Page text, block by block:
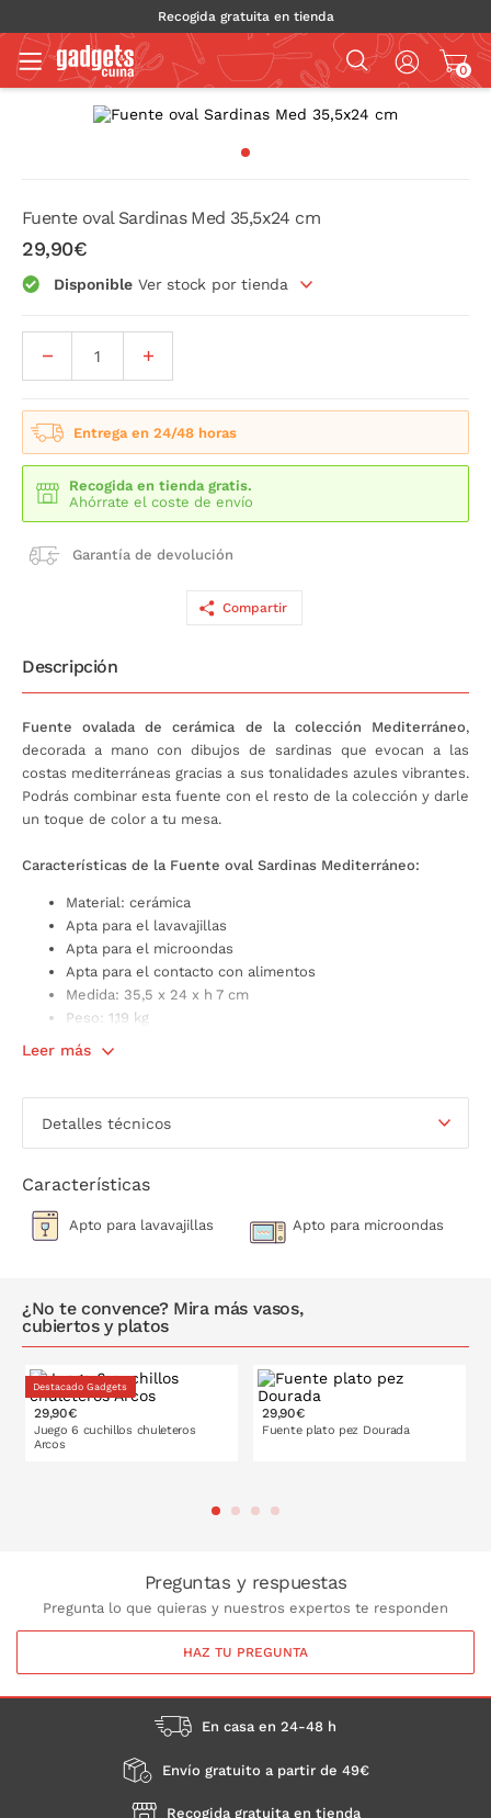
Recogida gratuita en tienda
0
Fuente oval Sardinas Med 35,5x24 cm
29,90€
Disponible Ver stock por tienda
Entrega en 24/48 horas
Recogida en tienda gratis.
Ahórrate el coste de envío
Garantía de devolución
Compartir
Descripción
Fuente ovalada de cerámica de la colección Mediterráneo,
decorada a mano con dibujos de sardinas que evocan a las
costas mediterráneas gracias a sus tonalidades azules vibrantes.
Podrás combinar esta fuente con el resto de la colección y darle
un toque de color a tu mesa.
Características de la Fuente oval Sardinas Mediterráneo:
Material: cerámica
Apta para el lavavajillas
Apta para el microondas
Apta para el contacto con alimentos
Medida: 35,5 x 24 x h 7 cm
Peso: 1,19 kg
Contenido: 1 fuente
Leer más
Detalles técnicos
Características
Apto para lavavajillas Apto para microondas
¿No te convence? Mira más vasos,
cubiertos y platos
Destacado Gadgets
29,90€
Juego 6 cuchillos chuleteros
Arcos
29,90€
Fuente plato pez Dourada
Preguntas y respuestas
Pregunta lo que quieras y nuestros expertos te responden
HAZ TU PREGUNTA
En casa en 24-48 h
Envío gratuito a partir de 49€
Recogida gratuita en tienda